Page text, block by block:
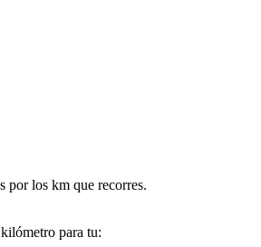
por los km que recorres.
para tu: